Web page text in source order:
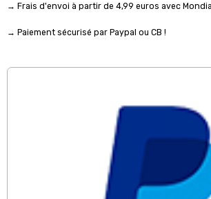
→ Frais d'envoi à partir de 4,99 euros avec
→ Paiement sécurisé par Paypal ou CB !